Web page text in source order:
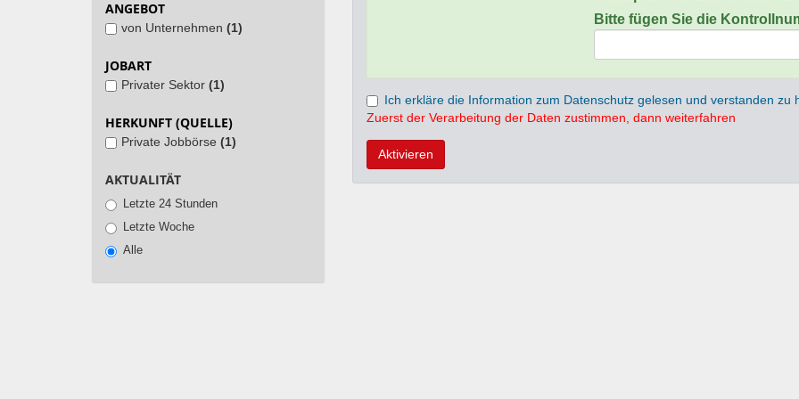
ANGEBOT
von Unternehmen (1)
JOBART
Privater Sektor (1)
HERKUNFT (QUELLE)
Private Jobbörse (1)
AKTUALITÄT
Letzte 24 Stunden
Letzte Woche
Alle
Bitte fügen Sie die
Ich erkläre die Information zum Datenschutz gelesen und verstanden zu
Zuerst der Verarbeitung der Daten zustimmen, dann weiterfahren
Aktivieren